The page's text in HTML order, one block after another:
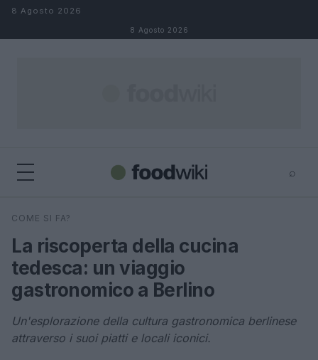
Salta al contenuto
8 Agosto 2026
8 Agosto 2026
⌕
Cerca
COME SI FA?
La riscoperta della cucina
tedesca: un viaggio
gastronomico a Berlino
Un'esplorazione della cultura gastronomica berlinese
attraverso i suoi piatti e locali iconici.